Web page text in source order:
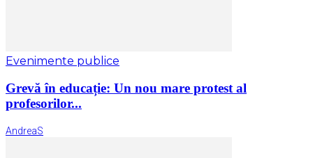
Evenimente publice
Grevă în educație: Un nou mare protest al
profesorilor...
AndreaS